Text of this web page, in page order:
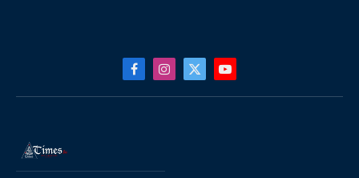
FacebookInstagram
X
(Twitter)
YouTube